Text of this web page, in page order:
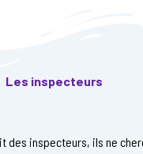
Les inspecteurs
des inspecteurs, ils ne